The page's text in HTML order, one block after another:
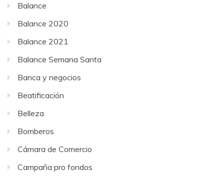
Balance
Balance 2020
Balance 2021
Balance Semana Santa
Banca y negocios
Beatificación
Belleza
Bomberos
Cámara de Comercio
Campaña pro fondos